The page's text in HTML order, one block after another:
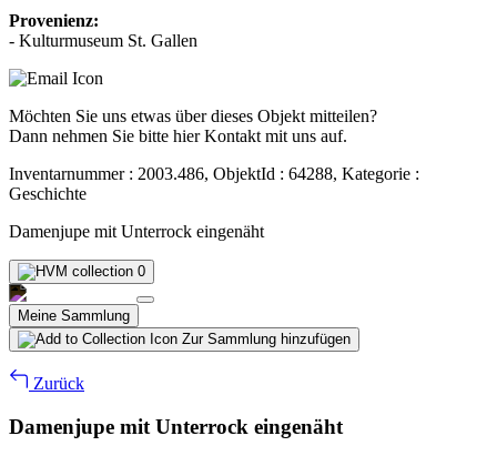
Provenienz:
- Kulturmuseum St. Gallen
Möchten Sie uns etwas über dieses Objekt mitteilen?
Dann nehmen Sie bitte hier Kontakt mit uns auf.
Inventarnummer : 2003.486, ObjektId : 64288, Kategorie :
Geschichte
Damenjupe mit Unterrock eingenäht
0
Meine Sammlung
Zur Sammlung hinzufügen
Zurück
Damenjupe mit Unterrock eingenäht